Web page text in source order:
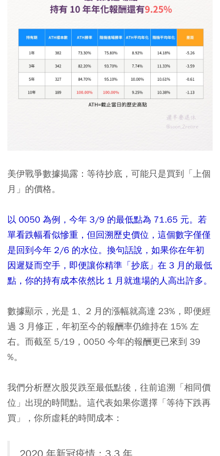
美伊戰爭數據揭露：等待抄底，可能只是買到「上個
月」的價格。
以 0050 為例，今年 3/9 的最低點為 71.65 元。若
單看跌幅看似慘重，但回溯歷史價位，這個數字僅僅
是回到今年 2/6 的水位。換句話說，如果你在年初
因遲疑而空手，即便讓你精準「抄底」在 3 月的最低
點，你的持有成本依然比 1 月就進場的人高出許多。
數據顯示，光是 1、2 月的漲幅就高達 23%，即便經
過 3 月修正，年初至今的報酬率仍維持在 15% 左
右。而截至 5/19，0050 今年的報酬更已來到 39
%。
我們分析歷次股災跌至最低點後，往前追溯「相同價
位」出現的時間點。這代表如果你選擇「等待下跌再
買」，你所虛耗的時間成本：